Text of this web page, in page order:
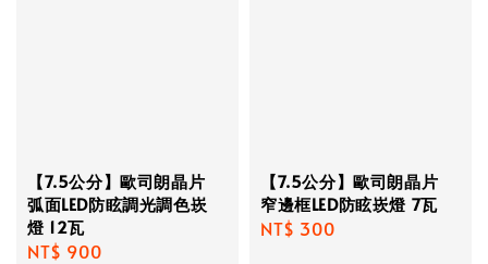
【7.5公分】歐司朗晶片
弧面LED防眩調光調色崁
燈 12瓦
Regular
NT$ 900
【7.5公分】歐司朗晶片
窄邊框LED防眩崁燈 7瓦
Regular
NT$ 300